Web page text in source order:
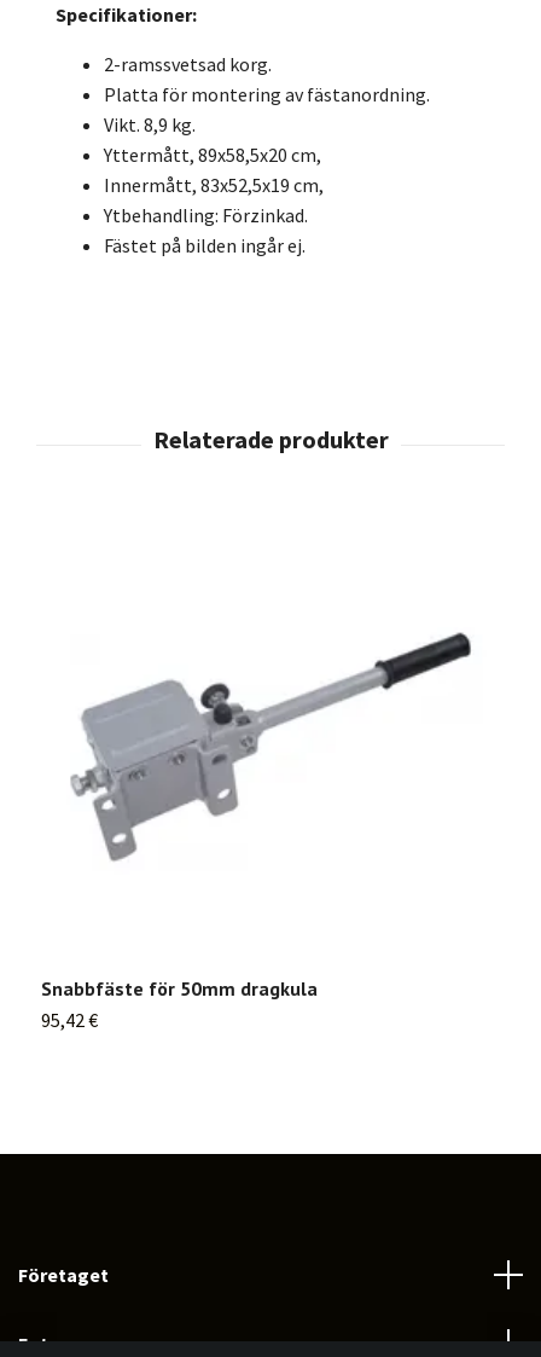
Specifikationer:
2-ramssvetsad korg.
Platta för montering av fästanordning.
Vikt. 8,9 kg.
Yttermått, 89x58,5x20 cm,
Innermått, 83x52,5x19 cm,
Ytbehandling: Förzinkad.
Fästet på bilden ingår ej.
Snabbfäste för 50mm dragkula
95,42 €
Företaget
Fotmeny